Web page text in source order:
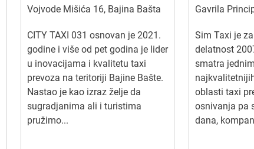
Vojvode Mišića 16, Bajina Bašta
CITY TAXI 031 osnovan je 2021.
godine i više od pet godina je lider
u inovacijama i kvalitetu taxi
prevoza na teritoriji Bajine Bašte.
Nastao je kao izraz želje da
sugradjanima ali i turistima
pružimo...
Gavrila
Sim Taxi je
delatnost
smatra
oblasti taxi
osnivanja pa
dana,